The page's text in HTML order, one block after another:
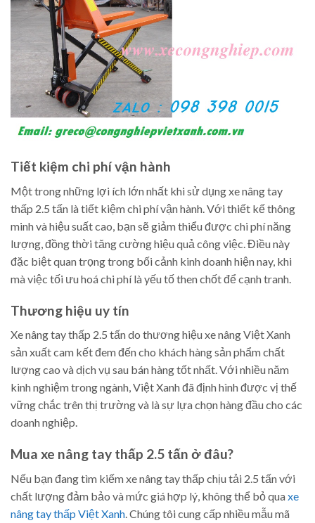
Tiết kiệm chi phí vận hành
Một trong những lợi ích lớn nhất khi sử dụng xe nâng tay
thấp 2.5 tấn là tiết kiệm chi phí vận hành. Với thiết kế thông
minh và hiệu suất cao, bạn sẽ giảm thiểu được chi phí năng
lượng, đồng thời tăng cường hiệu quả công việc. Điều này
đặc biệt quan trọng trong bối cảnh kinh doanh hiện nay, khi
mà việc tối ưu hoá chi phí là yếu tố then chốt để cạnh tranh.
Thương hiệu uy tín
Xe nâng tay thấp 2.5 tấn do thương hiệu xe nâng Việt Xanh
sản xuất cam kết đem đến cho khách hàng sản phẩm chất
lượng cao và dịch vụ sau bán hàng tốt nhất. Với nhiều năm
kinh nghiệm trong ngành, Việt Xanh đã định hình được vị thế
vững chắc trên thị trường và là sự lựa chọn hàng đầu cho các
doanh nghiệp.
Mua xe nâng tay thấp 2.5 tấn ở đâu?
Nếu bạn đang tìm kiếm xe nâng tay thấp chịu tải 2.5 tấn với
chất lượng đảm bảo và mức giá hợp lý, không thể bỏ quaxe
nâng tay thấp Việt Xanh. Chúng tôi cung cấp nhiều mẫu mã